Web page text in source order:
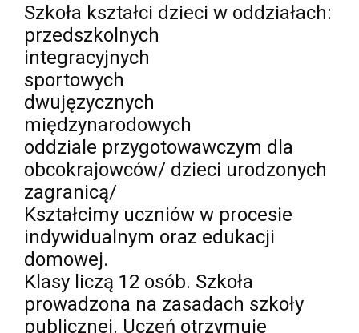
Szkoła kształci dzieci w oddziałach:
przedszkolnych
integracyjnych
sportowych
dwujęzycznych
międzynarodowych
oddziale przygotowawczym dla
obcokrajowców/ dzieci urodzonych
zagranicą/
Kształcimy uczniów w procesie
indywidualnym oraz edukacji
domowej.
Klasy liczą 12 osób. Szkoła
prowadzona na zasadach szkoły
publicznej. Uczeń otrzymuje